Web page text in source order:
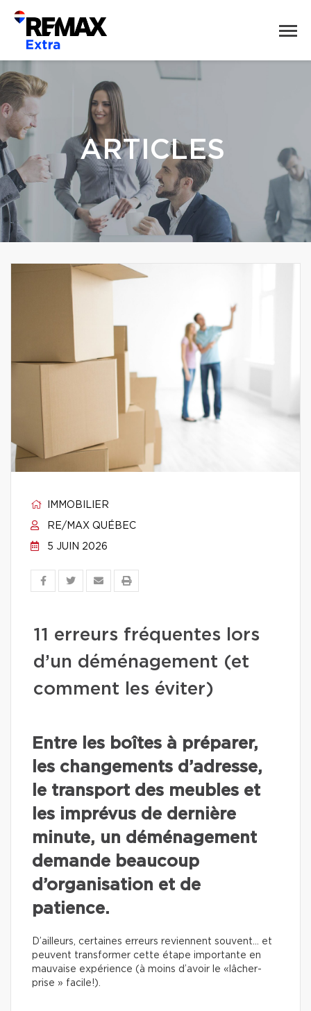
ARTICLES
IMMOBILIER
RE/MAX QUÉBEC
5 JUIN 2026
11 erreurs fréquentes lors
d’un déménagement (et
comment les éviter)
Entre les boîtes à préparer,
les changements d’adresse,
le transport des meubles et
les imprévus de dernière
minute, un déménagement
demande beaucoup
d’organisation et de
patience.
D’ailleurs, certaines erreurs reviennent souvent… et
peuvent transformer cette étape importante en
mauvaise expérience (à moins d’avoir le «lâcher-
prise » facile!).